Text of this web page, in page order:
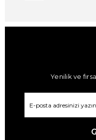
Yenilik ve